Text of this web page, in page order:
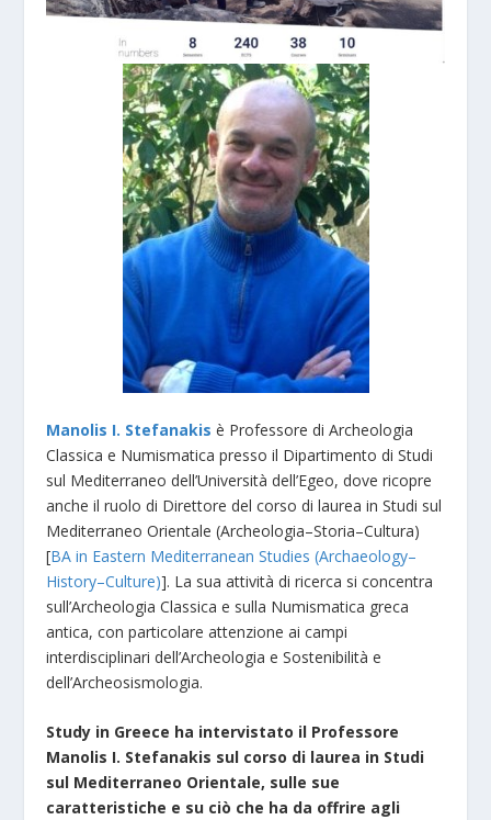
Manolis I. Stefanakis è Professore di Archeologia
Classica e Numismatica presso il Dipartimento di Studi
sul Mediterraneo dell’Università dell’Egeo, dove ricopre
anche il ruolo di Direttore del corso di laurea in Studi sul
Mediterraneo Orientale (Archeologia–Storia–Cultura)
[BA in Eastern Mediterranean Studies (Archaeology–
History–Culture)]. La sua attività di ricerca si concentra
sull’Archeologia Classica e sulla Numismatica greca
antica, con particolare attenzione ai campi
interdisciplinari dell’Archeologia e Sostenibilità e
dell’Archeosismologia.
Study in Greece ha intervistato il Professore
Manolis I. Stefanakis sul corso di laurea in Studi
sul Mediterraneo Orientale, sulle sue
caratteristiche e su ciò che ha da offrire agli